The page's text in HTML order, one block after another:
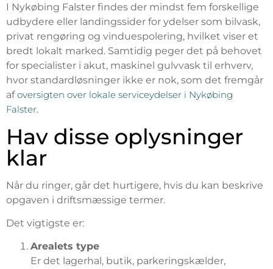
I Nykøbing Falster findes der mindst fem forskellige
udbydere eller landingssider for ydelser som bilvask,
privat rengøring og vinduespolering, hvilket viser et
bredt lokalt marked. Samtidig peger det på behovet
for specialister i akut, maskinel gulvvask til erhverv,
hvor standardløsninger ikke er nok, som det fremgår
afoversigten over lokale serviceydelser i Nykøbing
Falster.
Hav disse oplysninger
klar
Når du ringer, går det hurtigere, hvis du kan beskrive
opgaven i driftsmæssige termer.
Det vigtigste er:
Arealets type
Er det lagerhal, butik, parkeringskælder,